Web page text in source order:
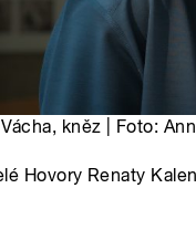
kněz | Foto:
Hovory Renaty